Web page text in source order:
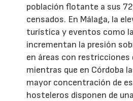
población flotante a sus
censados. En Málaga, la
turística y eventos como
incrementan la presión
en áreas con restricciones
mientras que en Córdoba
mayor concentración de
hosteleros disponen de